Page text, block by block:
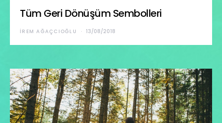
Tüm Geri Dönüşüm Sembolleri
İREM AĞAÇCIOĞLU 13/08/2018